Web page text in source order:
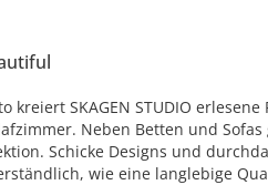
kreiert SKAGEN STUDIO
Neben Betten und Sofas
Schicke Designs und
wie eine langlebige